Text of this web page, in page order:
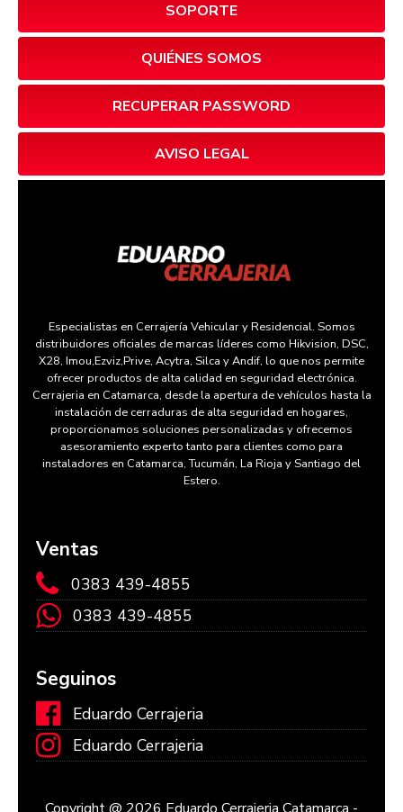
SOPORTE
QUIÉNES SOMOS
RECUPERAR PASSWORD
AVISO LEGAL
Especialistas en Cerrajería Vehicular y Residencial. Somos
distribuidores oficiales de marcas líderes como Hikvision, DSC,
X28, Imou,Ezviz,Prive, Acytra, Silca y Andif, lo que nos permite
ofrecer productos de alta calidad en seguridad electrónica.
Cerrajeria en Catamarca, desde la apertura de vehículos hasta la
instalación de cerraduras de alta seguridad en hogares,
proporcionamos soluciones personalizadas y ofrecemos
asesoramiento experto tanto para clientes como para
instaladores en Catamarca, Tucumán, La Rioja y Santiago del
Estero.
Ventas
0383 439-4855
0383 439-4855
Seguinos
Eduardo Cerrajeria
Eduardo Cerrajeria